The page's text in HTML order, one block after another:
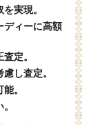
実現。
ディーに高額
定。
し査定。
。